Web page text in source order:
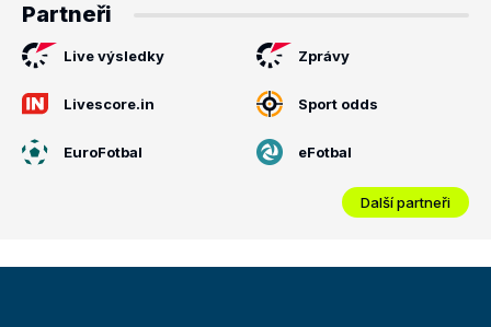
Partneři
Live výsledky Zprávy
Livescore.in Sport odds
EuroFotbal eFotbal
Další partneři